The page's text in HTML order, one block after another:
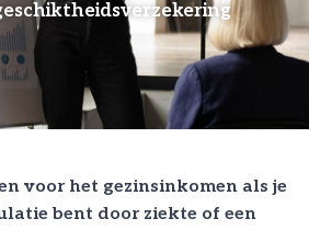
voor het gezinsinkomen als je
bent door ziekte of een